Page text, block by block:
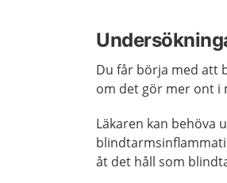
Du får börja med att
om det gör mer ont i
Läkaren kan behöva
åt det håll som